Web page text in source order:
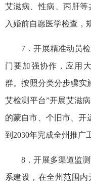
艾滋病、性病、丙肝
入婚前自愿医学检查，
7．开展精准动员
门要加强协作，应用
群。按照分类分步骤实
艾检测平台”开展艾滋
的蒙自市、个旧市、开
到2030年完成全州推广
8．开展多渠道监
系建设，在全州范围